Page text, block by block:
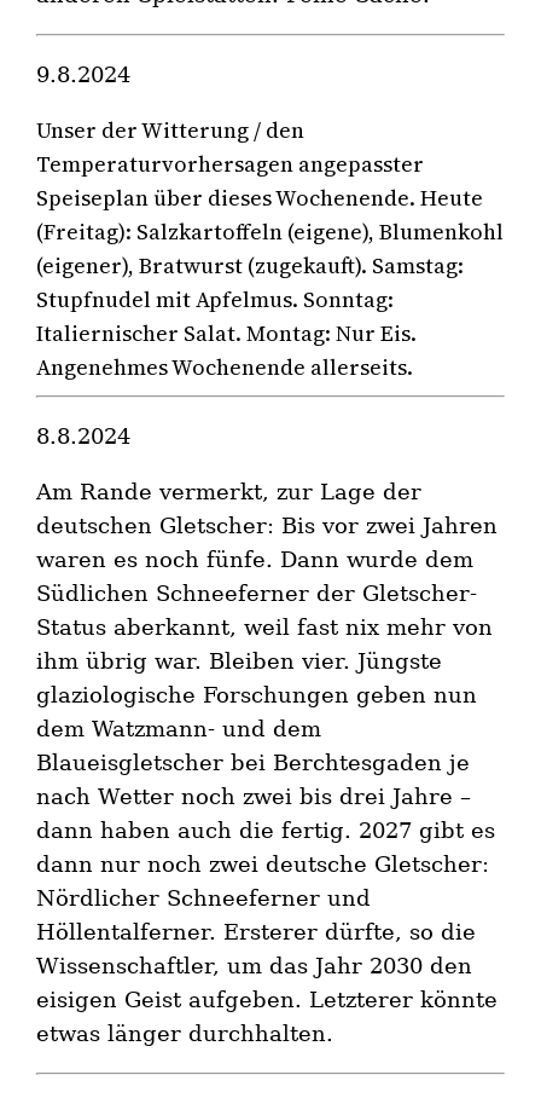
9.8.2024
Unser der Witterung / den
Temperaturvorhersagen angepasster
Speiseplan über dieses Wochenende. Heute
(Freitag): Salzkartoffeln (eigene), Blumenkohl
(eigener), Bratwurst (zugekauft). Samstag:
Stupfnudel mit Apfelmus. Sonntag:
Italiernischer Salat. Montag: Nur Eis.
Angenehmes Wochenende allerseits.
8.8.2024
Am Rande vermerkt, zur Lage der
deutschen Gletscher: Bis vor zwei Jahren
waren es noch fünfe. Dann wurde dem
Südlichen Schneeferner der Gletscher-
Status aberkannt, weil fast nix mehr von
ihm übrig war. Bleiben vier. Jüngste
glaziologische Forschungen geben nun
dem Watzmann- und dem
Blaueisgletscher bei Berchtesgaden je
nach Wetter noch zwei bis drei Jahre –
dann haben auch die fertig. 2027 gibt es
dann nur noch zwei deutsche Gletscher:
Nördlicher Schneeferner und
Höllentalferner. Ersterer dürfte, so die
Wissenschaftler, um das Jahr 2030 den
eisigen Geist aufgeben. Letzterer könnte
etwas länger durchhalten.